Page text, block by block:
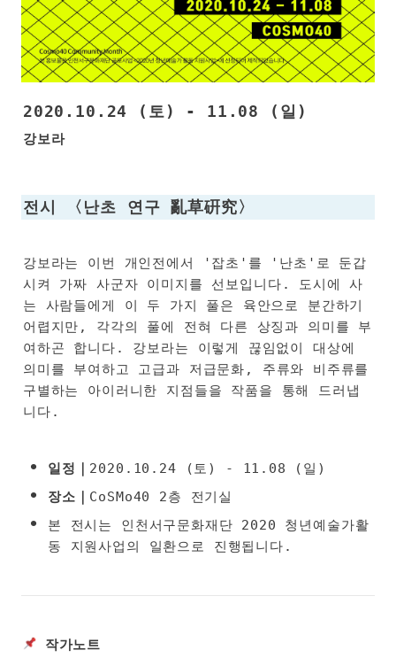
2020.10.24 (토) - 11.08 (일)
강보라
전시 〈난초 연구 亂草硏究〉
강보라는 이번 개인전에서 '잡초'를 '난초'로 둔갑
시켜 가짜 사군자 이미지를 선보입니다. 도시에 사
는 사람들에게 이 두 가지 풀은 육안으로 분간하기
어렵지만, 각각의 풀에 전혀 다른 상징과 의미를 부
여하곤 합니다. 강보라는 이렇게 끊임없이 대상에
의미를 부여하고 고급과 저급문화, 주류와 비주류를
구별하는 아이러니한 지점들을 작품을 통해 드러냅
니다.
• 일정｜ 2020.10.24 (토) - 11.08 (일)
• 장소｜ CoSMo40 2층 전기실
•
본 전시는 인천서구문화재단 2020 청년예술가활
동 지원사업의 일환으로 진행됩니다.
작가노트